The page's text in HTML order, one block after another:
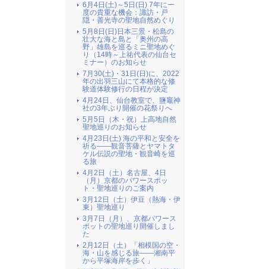
6月4日(土)～5日(日) 7年に一
度の貴重な機会：諏訪・戸
隠・善光寺の聖地自然めぐり
5月8日(日)日本三景・松島の
壮大な海と島と「奥州の高
野」雄島を巡るミニ聖地めぐ
り（14時～上祐代表の仙台セ
ミナー）のお知らせ
7月30(土)・31日(日)に、2022
年の出羽三山にて本格的な修
験道体験修行の日程が決定
4月24日、仙台教室で、鹽竈神
社の3年ぶり開催の花祭りへ
5月5日（木・祝）上高地自然
聖地巡りのお知らせ
4月23日(土) 海の平和と安全を
祈る――観音菩薩とヤマトタ
ケル伝説の聖地・観音崎を巡
る旅
4月2日（土）名古屋、4日
（月）京都のパワースポッ
ト・聖地巡りのご案内
3月12日（土）伊豆（熱海・伊
東）聖地巡り
3月7日（月）、京都パワース
ポットの聖地巡り開催しまし
た
2月12日（土）「相模国の空・
海・山を感じる旅――湘南平
から平塚海岸を歩く」